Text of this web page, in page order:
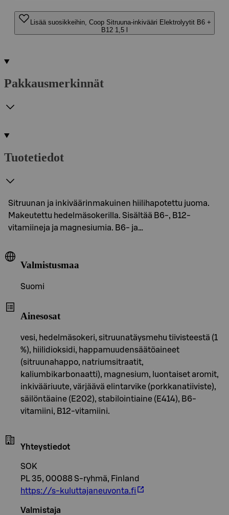
Lisää suosikkeihin, Coop Sitruuna-inkivääri Elektrolyytit B6 +
B12 1,5 l
Pakkausmerkinnät
Tuotetiedot
Sitruunan ja inkiväärinmakuinen hiilihapotettu juoma.
Makeutettu hedelmäsokerilla. Sisältää B6-, B12-
vitamiineja ja magnesiumia. B6- ja…
Valmistusmaa
Suomi
Ainesosat
vesi, hedelmäsokeri, sitruunatäysmehu tiivisteestä (1
%), hiilidioksidi, happamuudensäätöaineet
(sitruunahappo, natriumsitraatit,
kaliumbikarbonaatti), magnesium, luontaiset aromit,
inkivääriuute, värjäävä elintarvike (porkkanatiiviste),
säilöntäaine (E202), stabilointiaine (E414), B6-
vitamiini, B12-vitamiini.
Yhteystiedot
SOK
PL 35, 00088 S-ryhmä, Finland
https://s-kuluttajaneuvonta.fi
Valmistaja